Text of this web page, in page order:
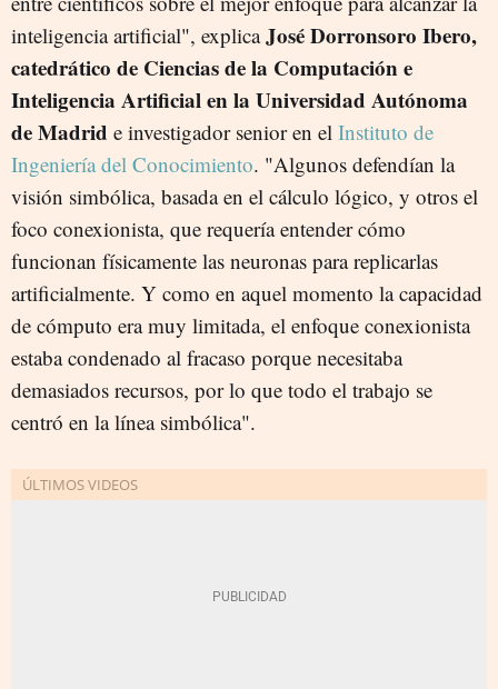
inteligencia artificial", explicaJosé Dorronsoro Ibero,
catedrático de Ciencias de la Computación e
Inteligencia Artificial en la Universidad Autónoma
de Madrid e investigador senior en el Instituto de
Ingeniería del Conocimiento. "Algunos defendían la
visión simbólica, basada en el cálculo lógico, y otros el
foco conexionista, que requería entender cómo
funcionan físicamente las neuronas para replicarlas
artificialmente. Y como en aquel momento la capacidad
de cómputo era muy limitada, el enfoque conexionista
estaba condenado al fracaso porque necesitaba
demasiados recursos, por lo que todo el trabajo se
centró en la línea simbólica".